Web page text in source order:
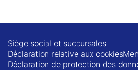
Siège social et succursales
Déclaration relative aux cookies
Déclaration de protection des